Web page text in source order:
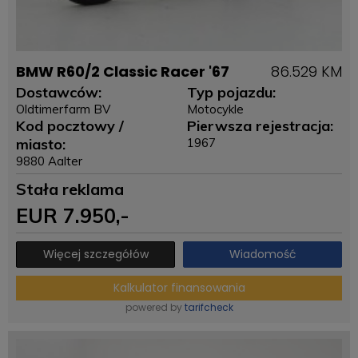
BMW R60/2 Classic Racer '67 86.529 KM
Dostawców:
Oldtimerfarm BV
Kod pocztowy /
miasto:
9880 Aalter
Typ pojazdu:
Motocykle
Pierwsza rejestracja:
1967
Stała reklama
EUR 7.950,-
Więcej szczegółów Wiadomość
Kalkulator finansowania
powered by tarifcheck